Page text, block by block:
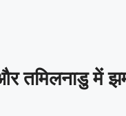
तमिलनाडु में